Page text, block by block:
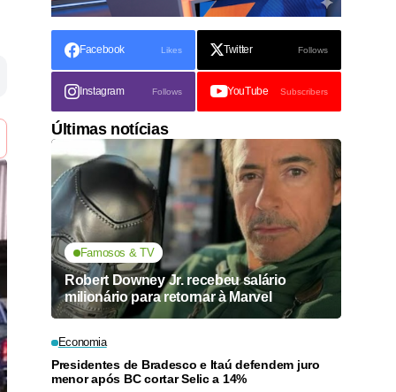
Facebook Likes Twitter Follows
Instagram Follows YouTube Subscribers
Últimas notícias
Famosos & TV
Robert Downey Jr. recebeu salário
milionário para retornar à Marvel
Economia
Presidentes de Bradesco e Itaú defendem juro
menor após BC cortar Selic a 14%